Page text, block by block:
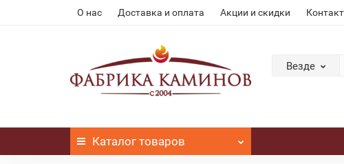
О нас Доставка и оплата Акции и скидки
Везде
Каталог товаров